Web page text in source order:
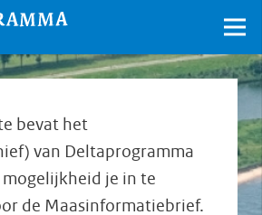
bevat het
van Deltaprogramma
mogelijkheid je in te
de Maasinformatiebrief.